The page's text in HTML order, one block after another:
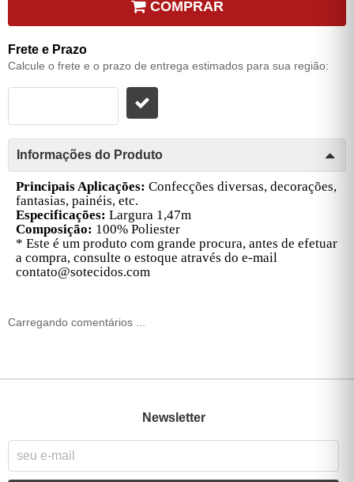
COMPRAR
Frete e Prazo
Calcule o frete e o prazo de entrega estimados para sua região:
Informações do Produto
Principais Aplicações: Confecções diversas, decorações,
fantasias, painéis, etc.
Especificações: Largura 1,47m
Composição: 100% Poliester
* Este é um produto com grande procura, antes de efetuar
a compra, consulte o estoque através do e-mail
contato@sotecidos.com
Carregando comentários ...
Newsletter